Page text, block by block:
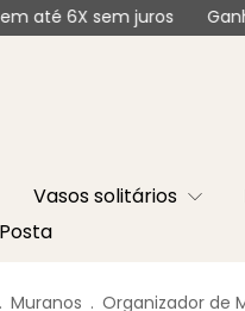
juros Ganhe 5%
Vasos solitários
. Muranos . Organizador de